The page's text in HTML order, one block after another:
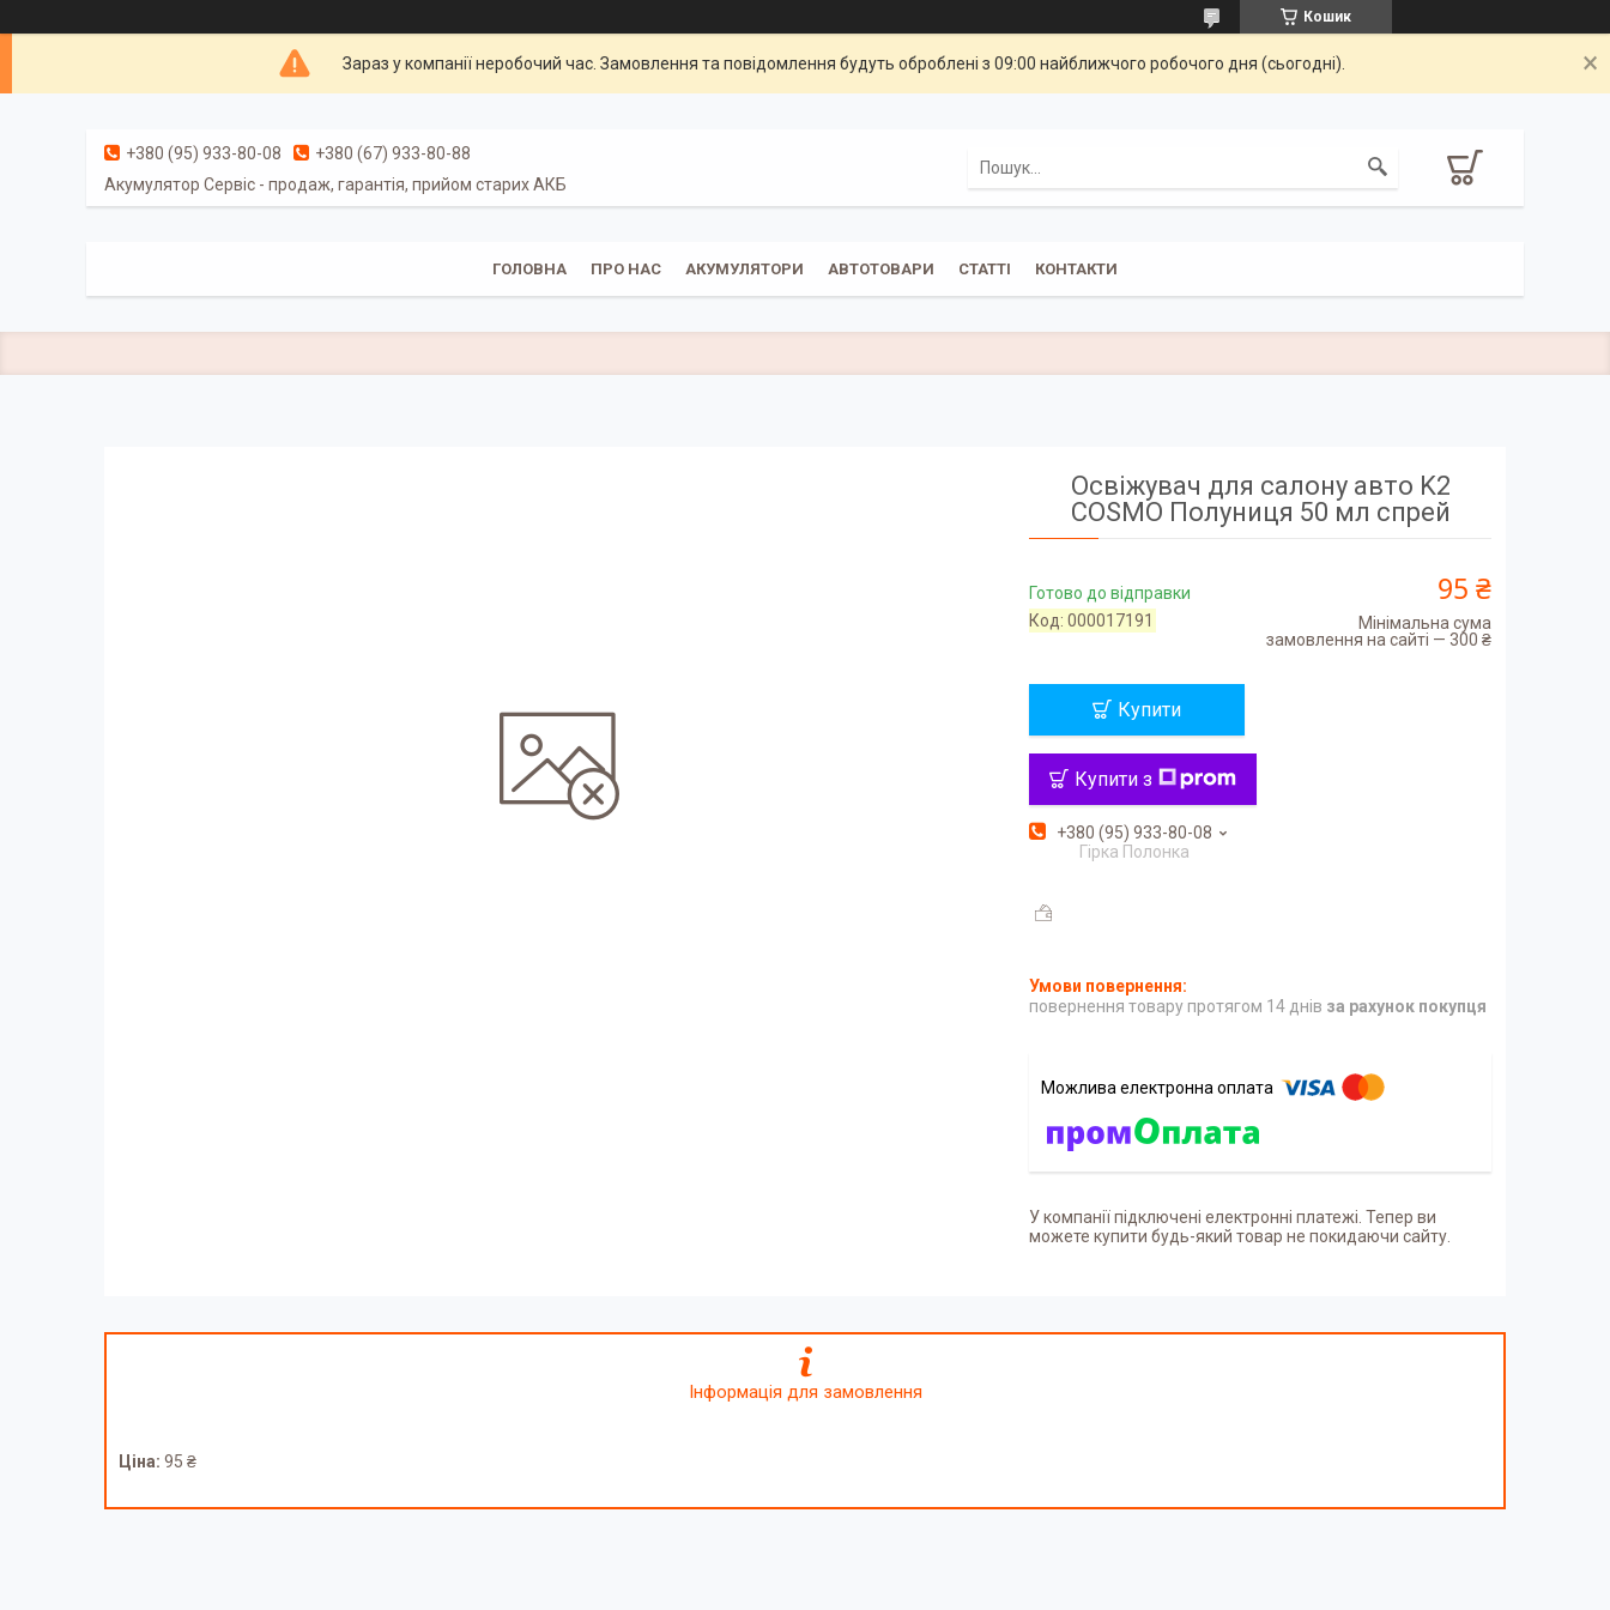
Кошик
Зараз у компанії неробочий час. Замовлення та повідомлення будуть оброблені з 09:00 найближчого робочого дня (сьогодні).
+380 (95) 933-80-08
+380 (67) 933-80-88
Акумулятор Сервіс - продаж, гарантія, прийом старих АКБ
ГОЛОВНА ПРО НАС АКУМУЛЯТОРИ АВТОТОВАРИ СТАТТІ КОНТАКТИ
Освіжувач для салону авто K2
COSMO Полуниця 50 мл спрей
Готово до відправки
Код:000017191
95 ₴
Мінімальна сума
замовлення на сайті — 300 ₴
Купити
Купити з
+380 (95) 933-80-08
Гірка Полонка
повернення товару протягом 14 днів за рахунок покупця
У компанії підключені електронні платежі. Тепер ви
можете купити будь-який товар не покидаючи сайту.
Інформація для замовлення
Ціна: 95 ₴